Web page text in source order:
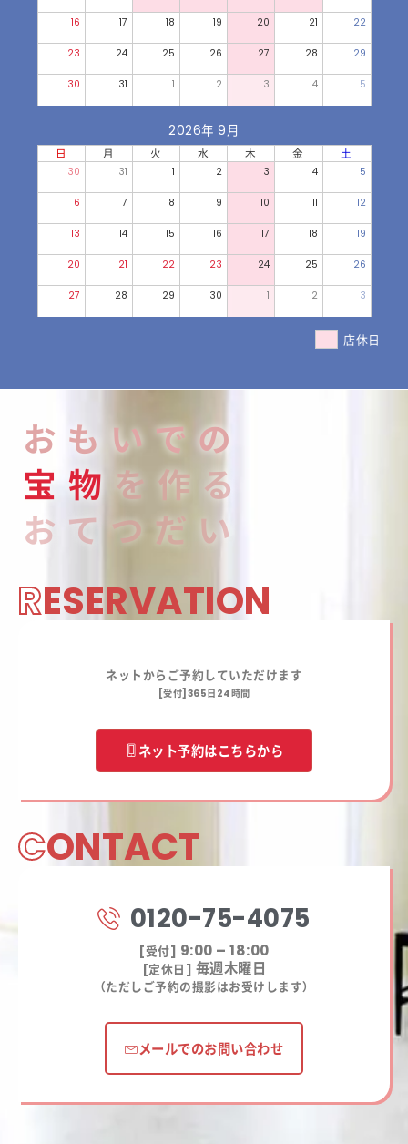
16 17 18 19 20 21 22
23 24 25 26 27 28 29
30 31 1 2 3 4 5
2026年 9月
日 月 火 水 木 金 土
30 31 1 2 3 4 5
6 7 8 9 10 11 12
13 14 15 16 17 18 19
20 21 22 23 24 25 26
27 28 29 30 1 2 3
店休日
RESERVATION
ネットからご予約していただけます
[受付]365日24時間
ネット予約はこちらから
CONTACT
0120-75-4075
[受付] 9:00 – 18:00
[定休日] 毎週木曜日
（ただしご予約の撮影はお受けします）
メールでのお問い合わせ
おもいでの
宝 物 を作る
おてつだい